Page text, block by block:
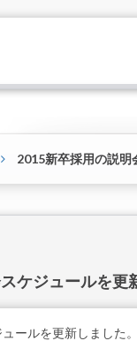
2015新卒採用の説明
ケジュールを更
ールを更新しました。